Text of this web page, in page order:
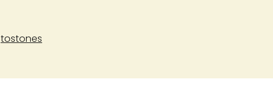
tostones